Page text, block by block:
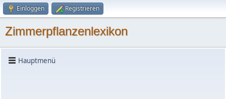
Einloggen Registrieren
Zimmerpflanzenlexikon
Hauptmenü